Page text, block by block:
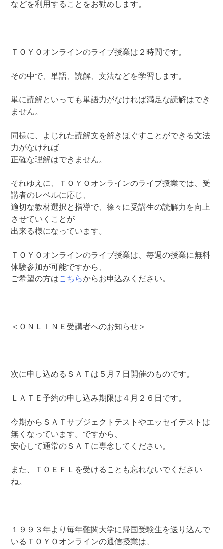
などを利用することをお勧めします。
ＴＯＹＯオンラインのライブ授業は２時間です。
その中で、単語、読解、文法などを学習します。
単に読解といっても単語力がなければ満足な読解はでき
ません。
同様に、よじれた読解文を解きほぐすことができる文法
力がなければ
正確な理解はできません。
それゆえに、ＴＯＹＯオンラインのライブ授業では、受
講者のレベルに応じ、
適切な教材選択と指導で、徐々に受講生の読解力を向上
させていくことが
出来る様になっています。
ＴＯＹＯオンラインのライブ授業は、毎週の授業に無料
体験参加が可能ですから、
ご希望の方はこちらからお申込みください。
＜ＯＮＬＩＮＥ受講者へのお知らせ＞
次に申し込めるＳＡＴは５月７日開催のものです。
ＬＡＴＥ予約の申し込み期限は４月２６日です。
今期からＳＡＴサブジェクトテストやエッセイテストは
無くなっています。ですから、
安心して通常のＳＡＴに専念してください。
また、ＴＯＥＦＬを受けることも忘れないでください
ね。
１９９３年より毎年難関大学に帰国受験生を送り込んで
いるＴＯＹＯオンラインの通信授業は、